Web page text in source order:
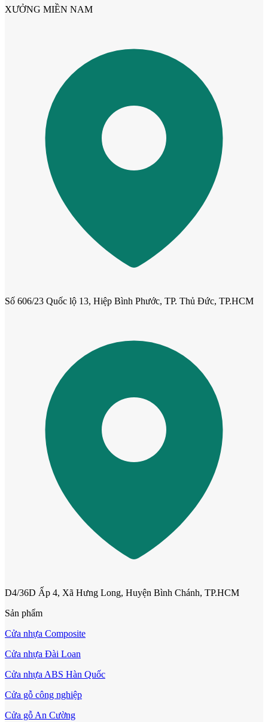
Cửa Nhựa Gỗ Sungyu Đài Loan
Cửa Nhựa Hàn Quốc
XƯỞNG MIỀN NAM
Số 606/23 Quốc lộ 13, Hiệp Bình Phước, TP. Thủ Đức, TP.HCM
D4/36D Ấp 4, Xã Hưng Long, Huyện Bình Chánh, TP.HCM
Sản phẩm
Cửa nhựa Composite
Cửa nhựa Đài Loan
Cửa nhựa ABS Hàn Quốc
Cửa gỗ công nghiệp
Cửa gỗ An Cường